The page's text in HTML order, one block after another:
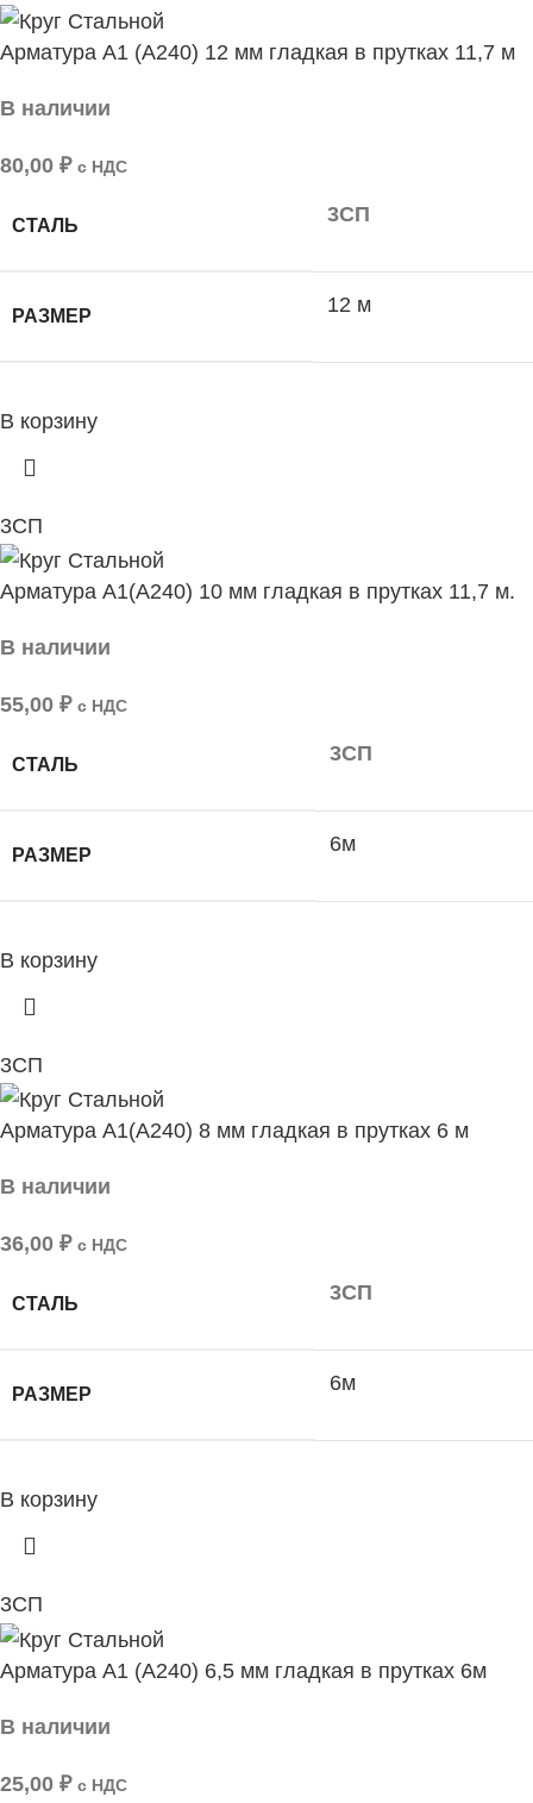
Арматура А1 (А240) 12 мм гладкая в прутках 11,7 м
В наличии
80,00 ₽ с НДС
СТАЛЬ 3СП
РАЗМЕР 12 м
В корзину
3СП
Арматура А1(А240) 10 мм гладкая в прутках 11,7 м.
В наличии
55,00 ₽ с НДС
СТАЛЬ 3СП
РАЗМЕР 6м
В корзину
3СП
Арматура А1(А240) 8 мм гладкая в прутках 6 м
В наличии
36,00 ₽ с НДС
СТАЛЬ 3СП
РАЗМЕР 6м
В корзину
3СП
Арматура А1 (А240) 6,5 мм гладкая в прутках 6м
В наличии
25,00 ₽ с НДС